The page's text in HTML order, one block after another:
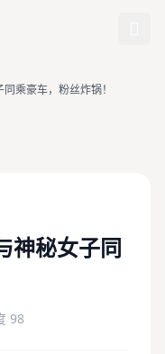
乘豪车，粉丝炸锅！
神秘女子同
98